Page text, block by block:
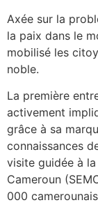
Axée sur la
la paix dans le
mobilisé les
noble.
La première
activement
grâce à sa
connaissances
visite guidée à
Cameroun
000